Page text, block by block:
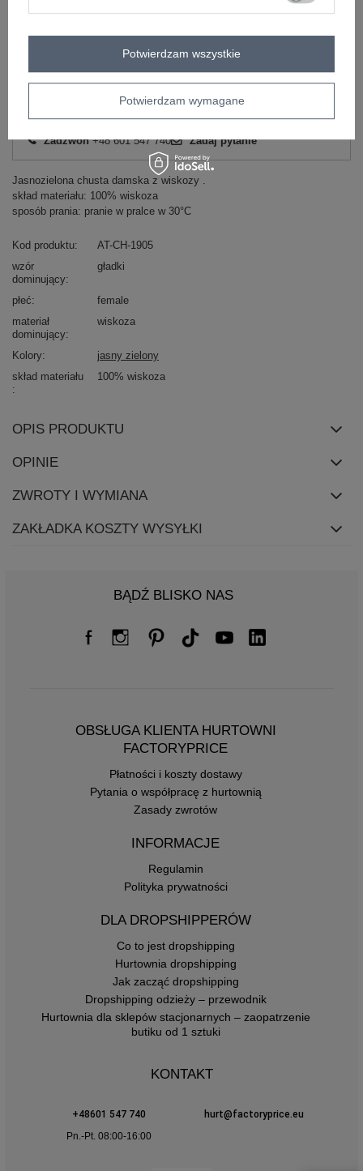
ZALOGUJ SIĘ I ZOBACZ CENĘ
Masz pytanie? Chętnie pomożemy.
Zadzwoń+48 601 547 740 Zadaj pytanie
Jasnozielona chusta damska z wiskozy .
skład materiału: 100% wiskoza
sposób prania: pranie w pralce w 30°C
Kod produktu
AT-CH-1905
wzór
dominujący
gładki
płeć
female
materiał
dominujący
wiskoza
Kolory
jasny zielony
skład materiału
100% wiskoza
OPIS PRODUKTU
OPINIE
ZWROTY I WYMIANA
ZAKŁADKA KOSZTY WYSYŁKI
BĄDŹ BLISKO NAS
OBSŁUGA KLIENTA HURTOWNI
FACTORYPRICE
Płatności i koszty dostawy
Pytania o współpracę z hurtownią
Zasady zwrotów
INFORMACJE
Regulamin
Polityka prywatności
DLA DROPSHIPPERÓW
Co to jest dropshipping
Hurtownia dropshipping
Jak zacząć dropshipping
Dropshipping odzieży – przewodnik
Hurtownia dla sklepów stacjonarnych – zaopatrzenie
butiku od 1 sztuki
KONTAKT
+48601 547 740
hurt@factoryprice.eu
Pn.-Pt. 08:00-16:00
Potwierdzam wymagane
Potwierdzam wszystkie